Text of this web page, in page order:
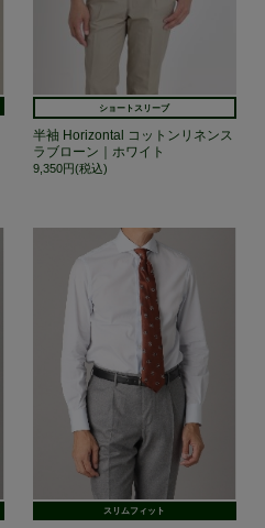
ショートスリーブ
半袖 Horizontal コットンリネンス
ラブローン｜ホワイト
9,350円(税込)
スリムフィット